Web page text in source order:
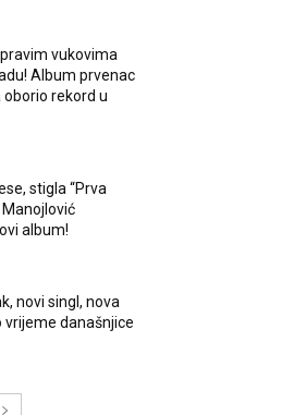
vukovima
Album prvenac
rekord u
stigla “Prva
Manojlović
album!
novi singl, nova
vrijeme današnjice